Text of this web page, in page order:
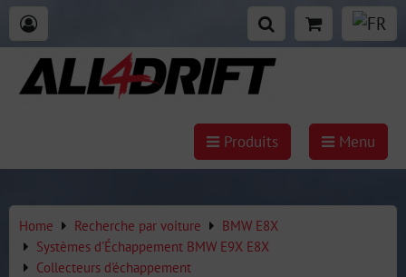
Produits Menu
Home Recherche par voiture
BMW E8X
Systèmes d'Échappement BMW E9X E8X
Collecteurs d'échappement